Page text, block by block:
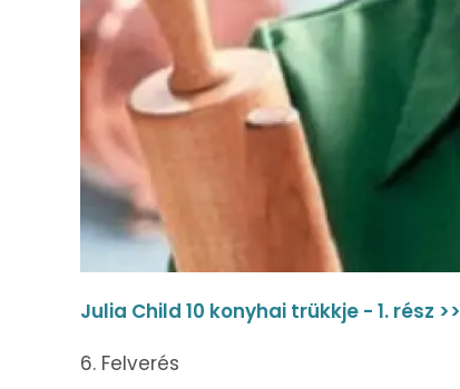
Julia Child 10 konyhai trükkje - 1. rész >>
6. Felverés